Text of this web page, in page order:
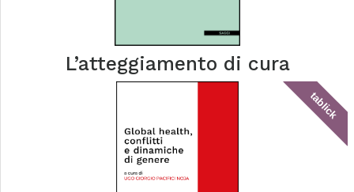
L’atteggiamento di cura
tablick